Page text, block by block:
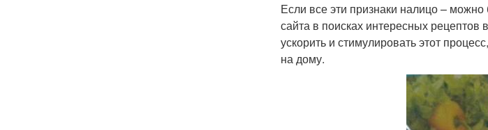
Если все эти признаки налицо –
сайта в поисках интересных
ускорить и стимулировать этот
на дому.